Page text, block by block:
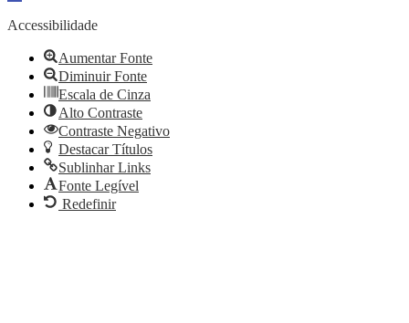
Accessibilidade
Aumentar Fonte
Diminuir Fonte
Escala de Cinza
Alto Contraste
Contraste Negativo
Destacar Títulos
Sublinhar Links
Fonte Legível
Redefinir